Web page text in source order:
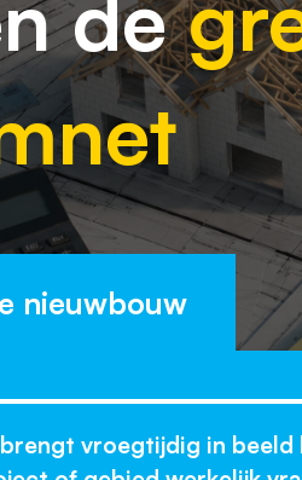
nieuwbouw
vroegtijdig in